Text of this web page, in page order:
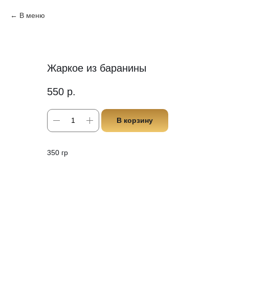
В меню
Жаркое из баранины
550 р.
В корзину
350 гр